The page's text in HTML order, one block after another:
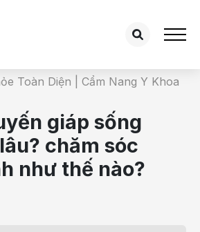
Toàn Diện | Cẩm Nang Y Khoa
giáp sống
chăm sóc
như thế nào?